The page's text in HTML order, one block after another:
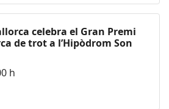
celebra el Gran Premi
de trot a l’Hipòdrom Son
h